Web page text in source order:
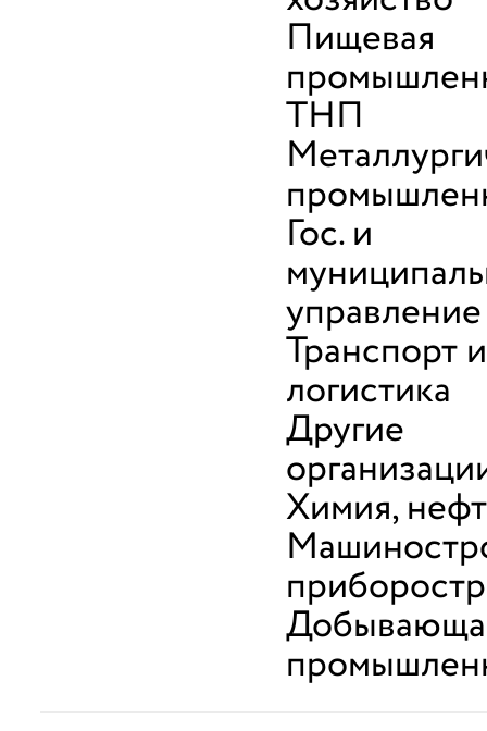
Пищевая
ТНП
Гос. и
управление
Транспорт и
логистика
Другие
Химия,